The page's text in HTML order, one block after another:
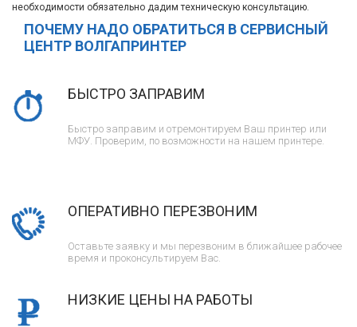
необходимости обязательно дадим техническую консультацию.
ПОЧЕМУ НАДО ОБРАТИТЬСЯ В СЕРВИСНЫЙ
ЦЕНТР ВОЛГАПРИНТЕР
БЫСТРО ЗАПРАВИМ
Быстро заправим и отремонтируем Ваш принтер или
МФУ. Проверим, по возможности на нашем принтере.
ОПЕРАТИВНО ПЕРЕЗВОНИМ
Оставьте заявку и мы перезвоним в ближайшее рабочее
время и проконсультируем Вас.
НИЗКИЕ ЦЕНЫ НА РАБОТЫ